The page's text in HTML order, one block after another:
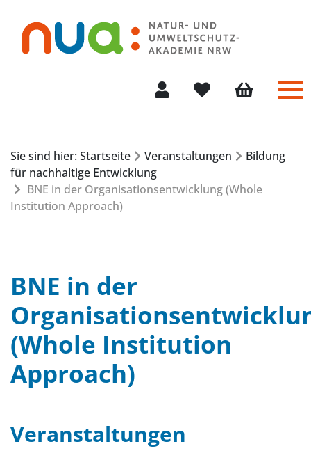
Sie sind hier: Startseite Veranstaltungen
Bildung
für nachhaltige Entwicklung
BNE in der Organisationsentwicklung (Whole
Institution Approach)
BNE in der
(Whole Institution
Approach)
Veranstaltungen